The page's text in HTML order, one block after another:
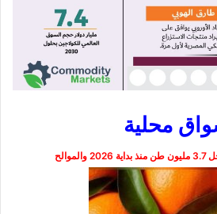
محلية